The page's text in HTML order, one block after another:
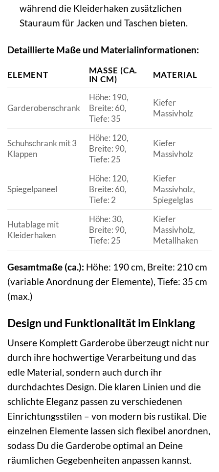
während die Kleiderhaken zusätzlichen
Stauraum für Jacken und Taschen bieten.
Detaillierte Maße und Materialinformationen:
ELEMENT
MASSE (CA. I
N CM)
MATERIAL
Garderobenschrank
Höhe: 190,
Breite: 60,
Tiefe: 35
Kiefer
Massivholz
Schuhschrank mit 3
Klappen
Höhe: 120,
Breite: 90,
Tiefe: 25
Kiefer
Massivholz
Spiegelpaneel
Höhe: 120,
Breite: 60,
Tiefe: 2
Kiefer
Massivholz,
Spiegelglas
Hutablage mit
Kleiderhaken
Höhe: 30,
Breite: 90,
Tiefe: 25
Kiefer
Massivholz,
Metallhaken
Gesamtmaße (ca.): Höhe: 190 cm, Breite: 210 cm
(variable Anordnung der Elemente), Tiefe: 35 cm
(max.)
Design und Funktionalität im Einklang
Unsere Komplett Garderobe überzeugt nicht nur
durch ihre hochwertige Verarbeitung und das
edle Material, sondern auch durch ihr
durchdachtes Design. Die klaren Linien und die
schlichte Eleganz passen zu verschiedenen
Einrichtungsstilen – von modern bis rustikal. Die
einzelnen Elemente lassen sich flexibel anordnen,
sodass Du die Garderobe optimal an Deine
räumlichen Gegebenheiten anpassen kannst.